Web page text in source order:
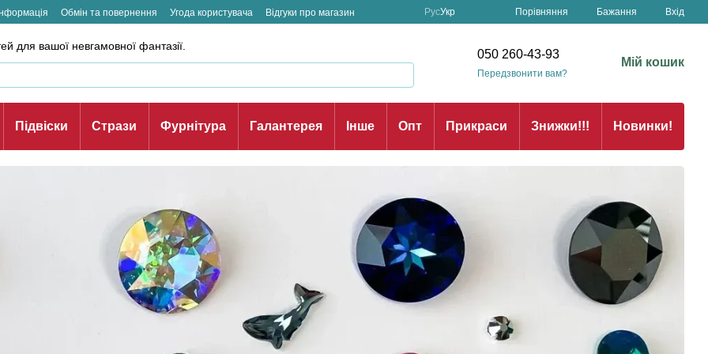
Обмін та повернення Угода користувача Відгуки про магазин РусУкр Порівняння Бажання Вхід
для вашої невгамовної фантазії.
050 260-43-93
Передзвонити вам?
Мій кошик
Підвіски Стрази Фурнітура Галантерея Інше Опт Прикраси Знижки!!! Новинки!